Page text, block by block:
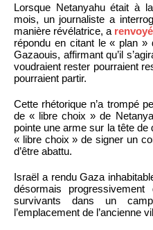
Lorsque Netanyahu était à
mois, un journaliste a
manière révélatrice, a
répondu en citant le « plan
Gazaouis, affirmant qu’il
voudraient rester pourraient
pourraient partir.
Cette rhétorique n’a trompé
de « libre choix » de
pointe une arme sur la tête de
« libre choix » de signer un
d’être abattu.
Israël a rendu Gaza
désormais
survivants dans un
l’emplacement de l’ancienne